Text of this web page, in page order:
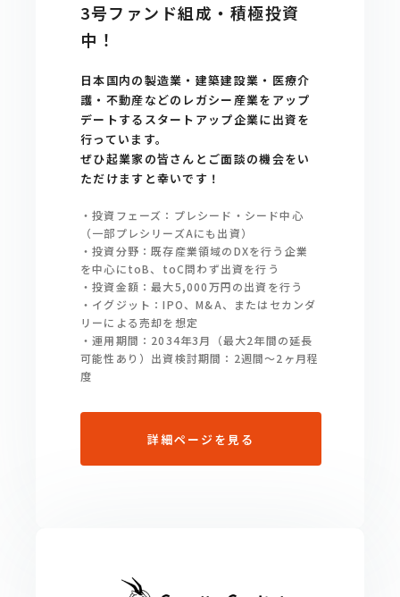
3号ファンド組成・積極投資
中！
日本国内の製造業・建築建設業・医療介
護・不動産などのレガシー産業をアップ
デートするスタートアップ企業に出資を
行っています。
ぜひ起業家の皆さんとご面談の機会をい
ただけますと幸いです！
・投資フェーズ：プレシード・シード中心
（一部プレシリーズAにも出資）
・投資分野：既存産業領域のDXを行う企業
を中心にtoB、toC問わず出資を行う
・投資金額：最大5,000万円の出資を行う
・イグジット：IPO、M&A、またはセカンダ
リーによる売却を想定
・運用期間：2034年3月（最大2年間の延長
可能性あり）出資検討期間：2週間〜2ヶ月程
度
詳細ページを見る